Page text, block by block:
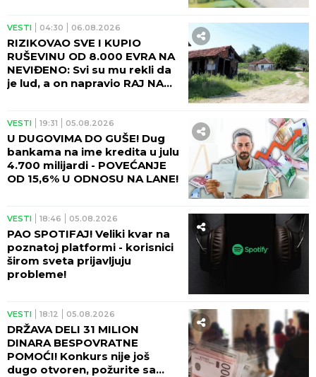
VESTI 04:30 06.08.2026
RIZIKOVAO SVE I KUPIO
RUŠEVINU OD 8.000 EVRA NA
NEVIĐENO: Svi su mu rekli da
je lud, a on napravio RAJ NA
VESTI 19:31 05.08.2026
U DUGOVIMA DO GUŠE! Dug
bankama na ime kredita u julu
4.700 milijardi - POVEĆANJE
OD 15,6% U ODNOSU NA LANE!
VESTI 18:46 05.08.2026
PAO SPOTIFAJ! Veliki kvar na
poznatoj platformi - korisnici
širom sveta prijavljuju
probleme!
VESTI 18:12 05.08.2026
DRŽAVA DELI 31 MILION
DINARA BESPOVRATNE
POMOĆI! Konkurs nije još
dugo otvoren, požurite sa